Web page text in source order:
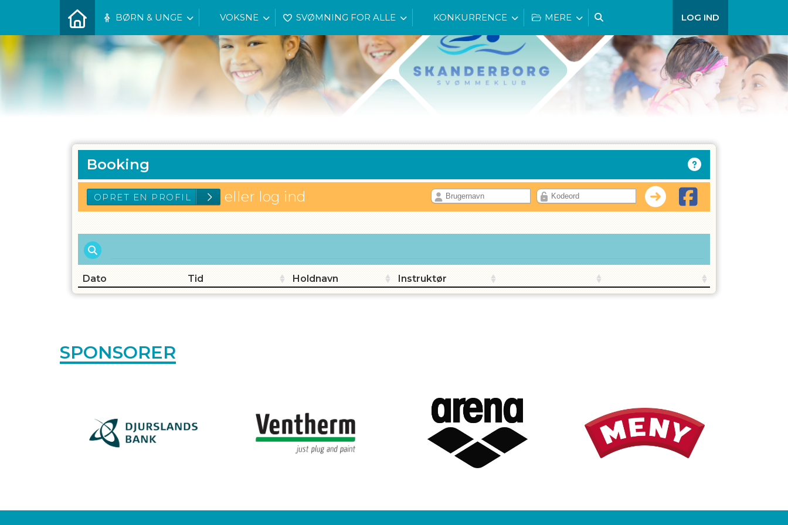
BØRN & UNGE VOKSNE SVØMNING FOR ALLE KONKURRENCE MERE LOG IND
Booking
OPRET EN PROFIL
eller log ind
Dato Tid Holdnavn Instruktør
SPONSORER